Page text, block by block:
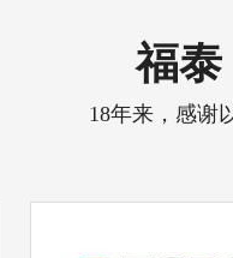
福泰
18年来，感谢